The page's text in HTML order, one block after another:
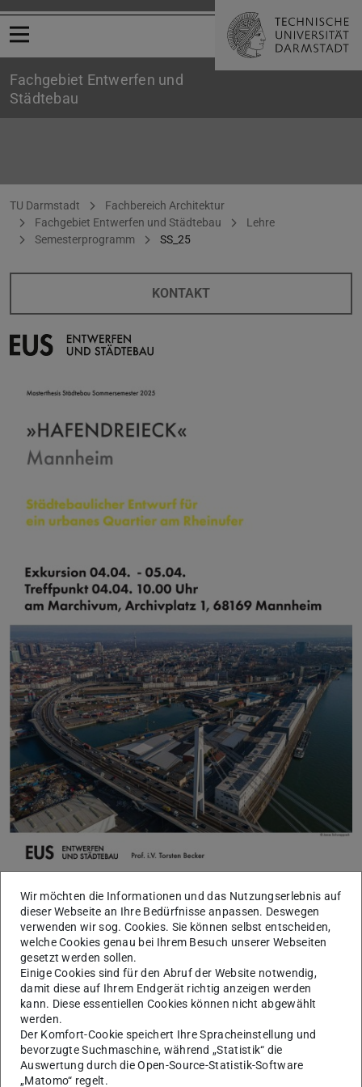
Menü öffnen
Fachgebiet Entwerfen und
Städtebau
Sie befinden sich hier:
TU Darmstadt
Fachbereich Architektur
Fachgebiet Entwerfen und Städtebau
Lehre
Semesterprogramm
SS_25
KONTAKT
Aufgabe der Masterthesis ist die Erarbeitung einer
städtebaulichen Strategie und eines Vertiefungsentwurfs
für das Hafendreieck in Mannheim. Das derzeit durch
Verkehrsinfrastrukturen und Hafennutzungen geprägte
Areal soll zu einem urbanen Quartier transformiert
werden, so dass die Innenstadt Mannheims an den Rhein
angebunden werden kann. Die derzeit das Areal
durchschneidenden Verkehrsinfrastrukturen sind zu
überwinden, zu integrieren oder auch zurückzubauen.
Wir möchten die Informationen und das Nutzungserlebnis auf
dieser Webseite an Ihre Bedürfnisse anpassen. Deswegen
verwenden wir sog. Cookies. Sie können selbst entscheiden,
welche Cookies genau bei Ihrem Besuch unserer Webseiten
gesetzt werden sollen.
Einige Cookies sind für den Abruf der Website notwendig,
damit diese auf Ihrem Endgerät richtig anzeigen werden
kann. Diese essentiellen Cookies können nicht abgewählt
werden.
Der Komfort-Cookie speichert Ihre Spracheinstellung und
bevorzugte Suchmaschine, während „Statistik“ die
Auswertung durch die Open-Source-Statistik-Software
„Matomo“ regelt.